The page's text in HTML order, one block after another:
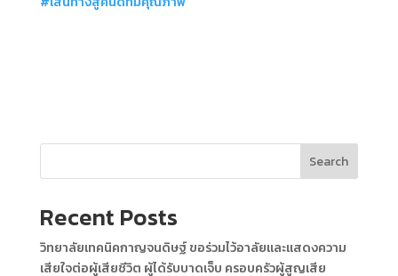
Search
Recent Posts
วิทยาลัยเทคนิคกาญจนดิษฐ์ ขอร่วมไว้อาลัยและแสดงความ
เสียใจต่อผู้เสียชีวิต ผู้ได้รับบาดเจ็บ ครอบครัวผู้สูญเสีย